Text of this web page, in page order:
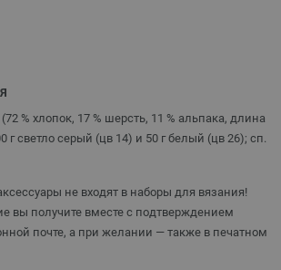
% хлопок, 17 % шерсть, 11 % альпака, длина
г светло серый (цв 14) и 50 г белый (цв 26); сп.
не входят в наборы для вязания!
вы получите вместе с подтверждением
почте, а при желании — также в печатном